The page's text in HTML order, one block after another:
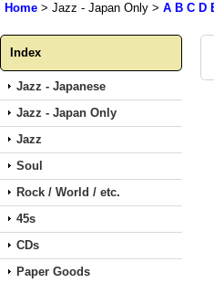
Home > Jazz - Japan Only > A B C D
Index
Jazz - Japanese
Jazz - Japan Only
Jazz
Soul
Rock / World / etc.
45s
CDs
Paper Goods